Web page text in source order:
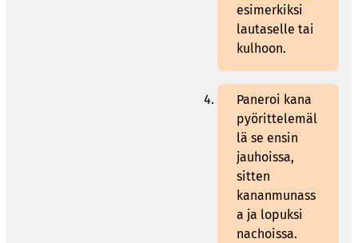
esimerkiksi
lautaselle tai
kulhoon.
Paneroi kana
pyörittelemäl
lä se ensin
jauhoissa,
sitten
kananmunass
a ja lopuksi
nachoissa.